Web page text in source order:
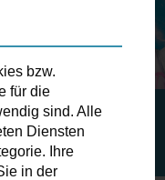
FÜHRUNGEN AUF
bzw.
für die
sind. Alle
Diensten
Ihre
in der